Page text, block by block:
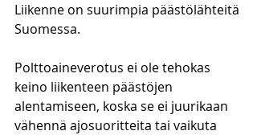
Liikenne on suurimpia päästölähteitä
Suomessa.
Polttoaineverotus ei ole tehokas
keino liikenteen päästöjen
alentamiseen, koska se ei juurikaan
vähennä ajosuoritteita tai vaikuta